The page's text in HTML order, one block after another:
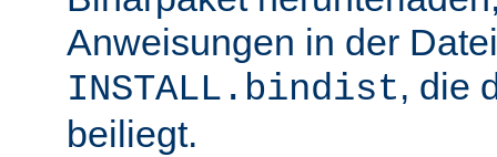
Anweisungen in der Datei
INSTALL.bindist, die
beiliegt.